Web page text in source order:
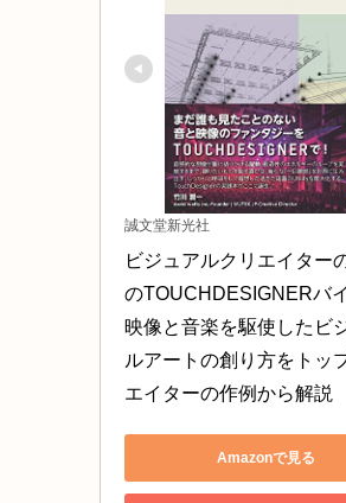
誠文堂新光社
ビジュアルクリエイター
のTOUCHDESIGNERバ
映像と音楽を駆使したビ
ルアートの創り方をトッ
エイターの作例から解説
Amazonで見る